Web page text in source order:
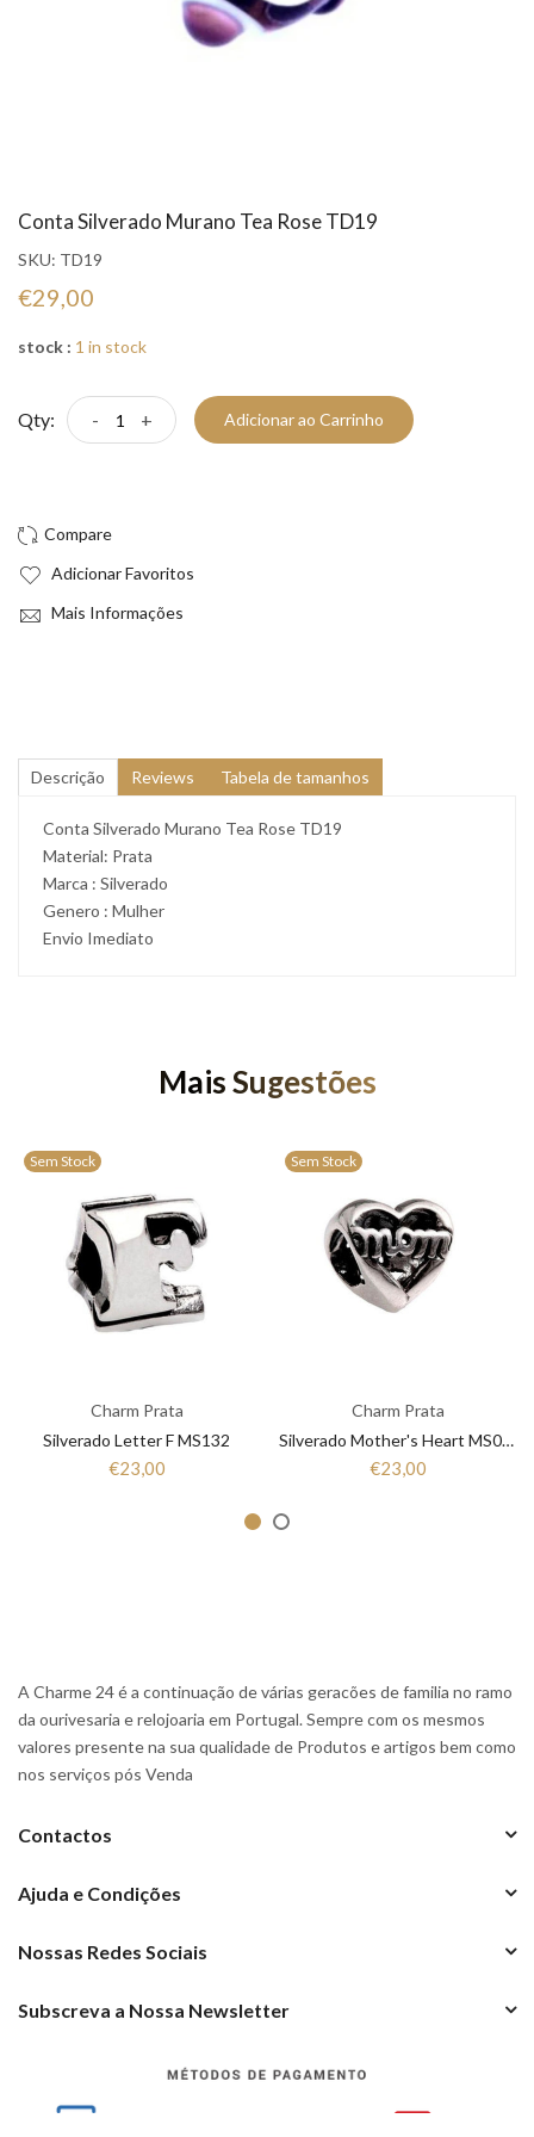
Conta Silverado Murano Tea Rose TD19
SKU: TD19
€29,00
stock : 1 in stock
Qty: - + Adicionar ao Carrinho
Adicionar Favoritos
Mais Informações
Descrição Reviews Tabela de tamanhos
Conta Silverado Murano Tea Rose TD19
Material: Prata
Marca : Silverado
Genero : Mulher
Envio Imediato
Mais Sugestões
Sem Stock
Charm Prata
Silverado Letter F MS132
€23,00
Sem Stock
Charm Prata
Silverado Mother's Heart MS064
€23,00
A Charme 24 é a continuação de várias geracões de familia no ramo
da ourivesaria e relojoaria em Portugal. Sempre com os mesmos
valores presente na sua qualidade de Produtos e artigos bem como
nos serviços pós Venda
Contactos
Ajuda e Condições
Nossas Redes Sociais
Subscreva a Nossa Newsletter